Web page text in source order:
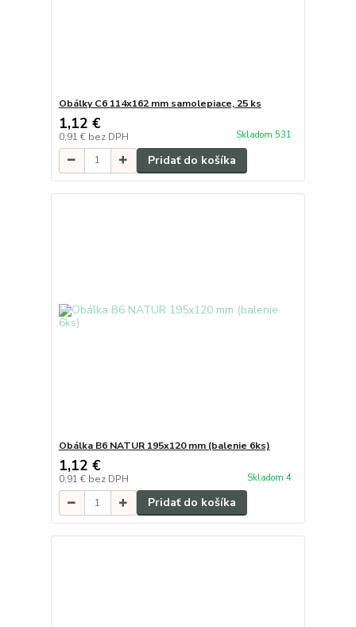
Obálky C6 114x162 mm samolepiace, 25 ks
1,12 €
0,91 € bez DPH Skladom 531
Pridať do košíka
Obálka B6 NATUR 195x120 mm (balenie 6ks)
1,12 €
0,91 € bez DPH Skladom 4
Pridať do košíka